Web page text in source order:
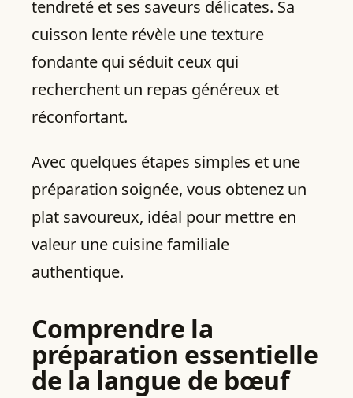
tendreté et ses saveurs délicates. Sa
cuisson lente révèle une texture
fondante qui séduit ceux qui
recherchent un repas généreux et
réconfortant.
Avec quelques étapes simples et une
préparation soignée, vous obtenez un
plat savoureux, idéal pour mettre en
valeur une cuisine familiale
authentique.
Comprendre la
préparation essentielle
de la langue de bœuf